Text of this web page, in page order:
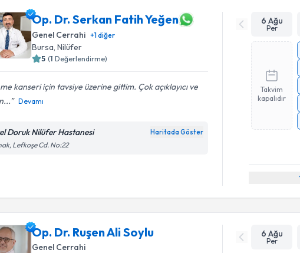
Op. Dr. Serkan Fatih Yeğen
Genel Cerrahi +1diğer
Bursa , Nilüfer
5 (1 Değerlendirme)
kanseri için tavsiye üzerine gittim. Çok açıklayıcı ve
Devamı
Doruk Nilüfer Hastanesi Haritada Göster
Lefkoşe Cd. No:22
6 Ağu
Per
Takvim
kapalıdır
Op. Dr. Ruşen Ali Soylu
Genel Cerrahi
6 Ağu
Per